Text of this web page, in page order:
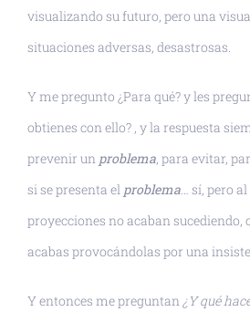
visualizando su futuro, pero una
situaciones adversas, desastrosas.
Y me pregunto ¿Para qué? y les
obtienes con ello? , y la respuesta
prevenir un problema, para evitar,
si se presenta el problema… sí, pero
proyecciones no acaban sucediendo,
acabas provocándolas por una
Y entonces me preguntan¿Y qué